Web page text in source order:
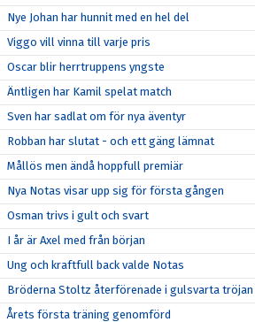
Nye Johan har hunnit med en hel del
Viggo vill vinna till varje pris
Oscar blir herrtruppens yngste
Äntligen har Kamil spelat match
Sven har sadlat om för nya äventyr
Robban har slutat - och ett gäng lämnat
Mållös men ändå hoppfull premiär
Nya Notas visar upp sig för första gången
Osman trivs i gult och svart
I år är Axel med från början
Ung och kraftfull back valde Notas
Bröderna Stoltz återförenade i gulsvarta tröjan
Årets första träning genomförd